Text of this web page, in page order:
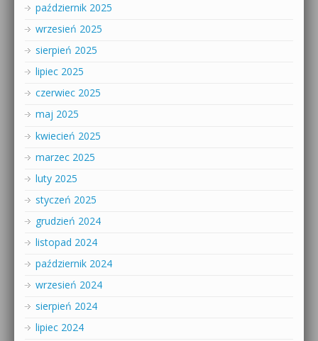
październik 2025
wrzesień 2025
sierpień 2025
lipiec 2025
czerwiec 2025
maj 2025
kwiecień 2025
marzec 2025
luty 2025
styczeń 2025
grudzień 2024
listopad 2024
październik 2024
wrzesień 2024
sierpień 2024
lipiec 2024